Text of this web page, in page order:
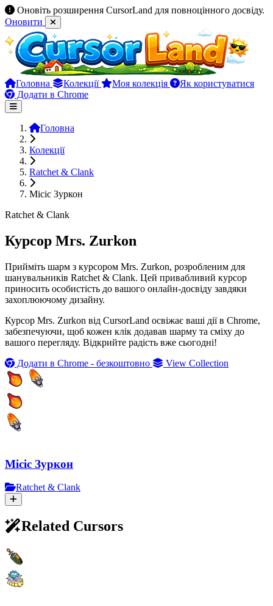
Оновіть розширення CursorLand для повноцінного досвіду.
Оновити
Головна Колекції Моя колекція
Як користуватися
Додати в Chrome
Головна
Колекції
Ratchet & Clank
Місіс Зуркон
Ratchet & Clank
Курсор Mrs. Zurkon
Прийміть шарм з курсором Mrs. Zurkon, розробленим для
шанувальників Ratchet & Clank. Цей привабливий курсор
приносить особистість до вашого онлайн-досвіду завдяки
захоплюючому дизайну.
Курсор Mrs. Zurkon від CursorLand освіжає ваші дії в Chrome,
забезпечуючи, щоб кожен клік додавав шарму та сміху до
вашого перегляду. Відкрийте радість вже сьогодні!
Додати в Chrome - безкоштовно
View Collection
Місіс Зуркон
Ratchet & Clank
Related Cursors